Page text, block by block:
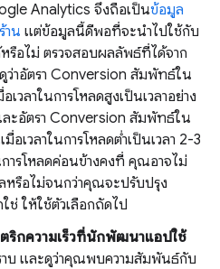
Analytics จึงถือเป็นข้อมูล
าน แต่ข้อมูลนี้ดีพอที่จะนำไปใช้กับ
รือไม่ ตรวจสอบผลลัพธ์ที่ได้จาก
ดูว่าอัตรา Conversion สัมพัทธ์ใน
วลาในการโหลดสูงเป็นเวลาอย่าง
ะอัตรา Conversion สัมพัทธ์ใน
เวลาในการโหลดต่ำเป็นเวลา 2-3
การโหลดค่อนข้างคงที่ คุณอาจไม่
ลหรือไม่จนกว่าคุณจะปรับปรุง
ใช่ ให้ใช้ตัวเลือกถัดไป
ริกความเร็วที่นักพัฒนาแอปใช้
าบ และดูว่าคุณพบความสัมพันธ์กับ